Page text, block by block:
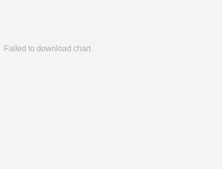
Failed to download chart